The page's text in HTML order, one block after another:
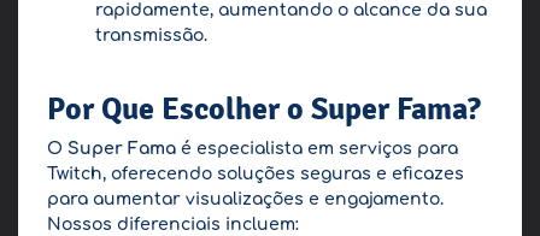
rapidamente, aumentando o alcance da sua
transmissão.
Por Que Escolher o Super Fama?
O Super Fama é especialista em serviços para
Twitch, oferecendo soluções seguras e eficazes
para aumentar visualizações e engajamento.
Nossos diferenciais incluem: